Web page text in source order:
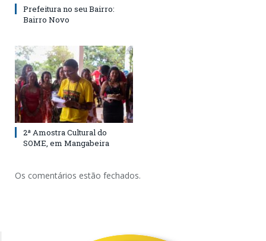
Prefeitura no seu Bairro:
Bairro Novo
2ª Amostra Cultural do
SOME, em Mangabeira
Os comentários estão fechados.